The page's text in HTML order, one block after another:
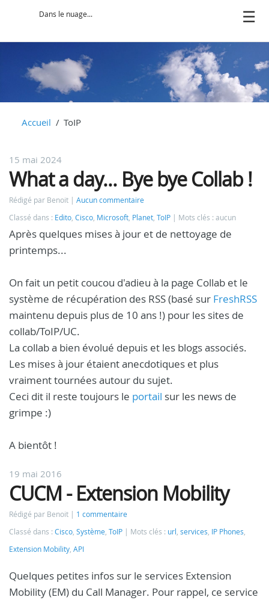
Dans le nuage...
Accueil ToIP
15 mai 2024
What a day... Bye bye Collab !
Rédigé par Benoit
Aucun commentaire
Classé dans : Edito Cisco Microsoft Planet ToIP Mots clés : aucun
Après quelques mises à jour et de nettoyage de
printemps...
On fait un petit coucou d'adieu à la page Collab et le
système de récupération des RSS (basé sur FreshRSS
maintenu depuis plus de 10 ans !) pour les sites de
collab/ToIP/UC.
La collab a bien évolué depuis et les blogs associés.
Les mises à jour étaient anecdotiques et plus
vraiment tournées autour du sujet.
Ceci dit il reste toujours le portail sur les news de
grimpe :)
A bientôt !
19 mai 2016
CUCM - Extension Mobility
Rédigé par Benoit
1 commentaire
Classé dans : Cisco Système ToIP Mots clés : url services IP Phones
Extension Mobility API
Quelques petites infos sur le services Extension
Mobility (EM) du Call Manager. Pour rappel, ce service